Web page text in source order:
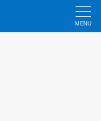
MENU